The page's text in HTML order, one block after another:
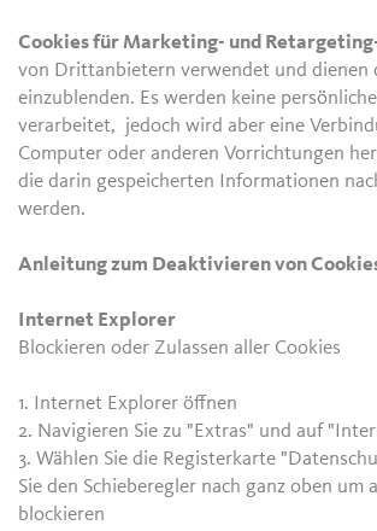
Cookies für Marketing- und
von Drittanbietern verwendet und dienen
einzublenden. Es werden keine
verarbeitet, jedoch wird aber eine
Computer oder anderen Vorrichtungen
die darin gespeicherten Informationen
werden.
Anleitung zum Deaktivieren von
Internet Explorer
Blockieren oder Zulassen aller Cookies
1. Internet Explorer öffnen
2. Navigieren Sie zu "Extras" und auf
3. Wählen Sie die Registerkarte
Sie den Schieberegler nach ganz oben um
blockieren